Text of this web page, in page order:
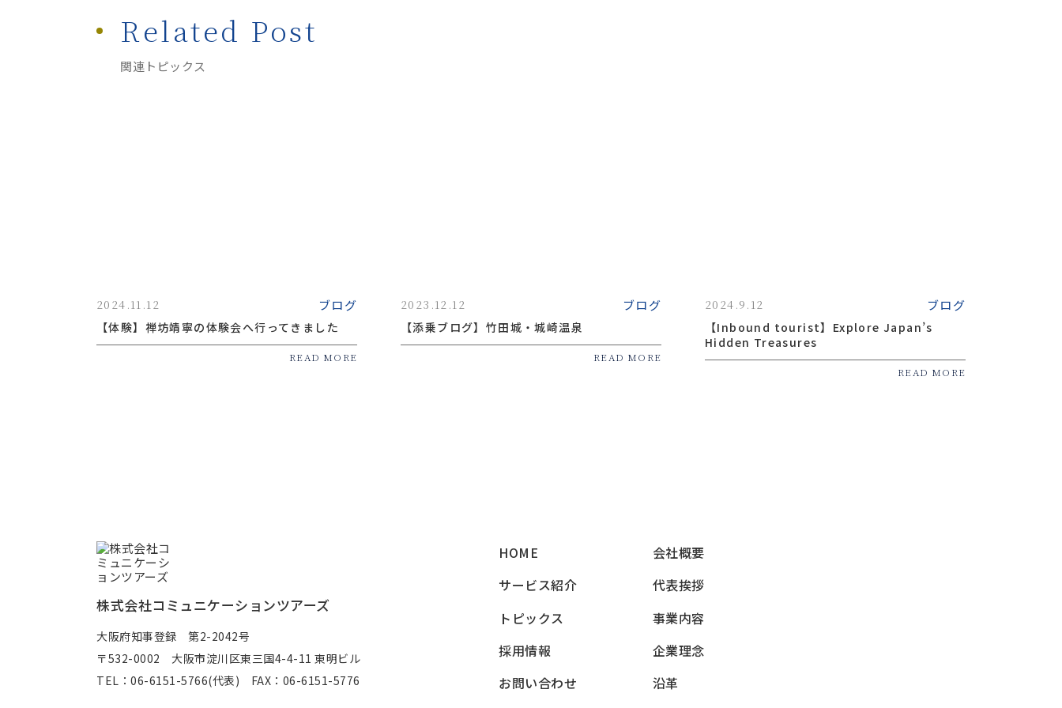
Related Post
関連トピックス
2024.11.12 ブログ
【体験】禅坊靖寧の体験会へ行ってきました
READ MORE
2023.12.12 ブログ
【添乗ブログ】竹田城・城崎温泉
READ MORE
2024.9.12 ブログ
【Inbound tourist】Explore Japan’s
Hidden Treasures
READ MORE
株式会社コミュニケーションツアーズ
大阪府知事登録 第2-2042号
〒532-0002 大阪市淀川区東三国4-4-11 東明ビル
TEL：06-6151-5766(代表) FAX：06-6151-5776
HOME
サービス紹介
トピックス
採用情報
お問い合わせ
会社概要
代表挨拶
事業内容
企業理念
沿革